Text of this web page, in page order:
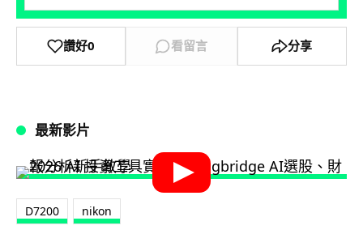
讚好0 看留言 分享
最新影片
D7200 nikon